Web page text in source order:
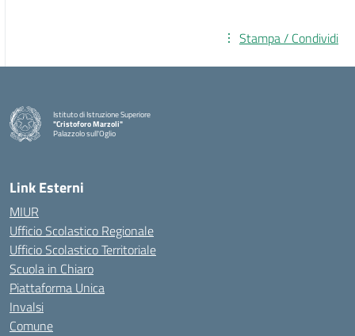
Stampa / Condividi
Istituto di Istruzione Superiore
"Cristoforo Marzoli"
Palazzolo sull'Oglio
— Visita la pagina iniziale della scuola
Link Esterni
MIUR
Ufficio Scolastico Regionale
Ufficio Scolastico Territoriale
Scuola in Chiaro
Piattaforma Unica
Invalsi
Comune